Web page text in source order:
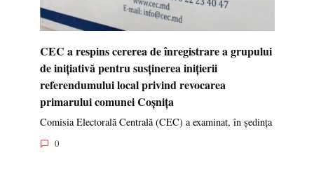
CEC a respins cererea de înregistrare a grupului
de inițiativă pentru susținerea inițierii
referendumului local privind revocarea
primarului comunei Coșnița
Comisia Electorală Centrală (CEC) a examinat, în ședința
0